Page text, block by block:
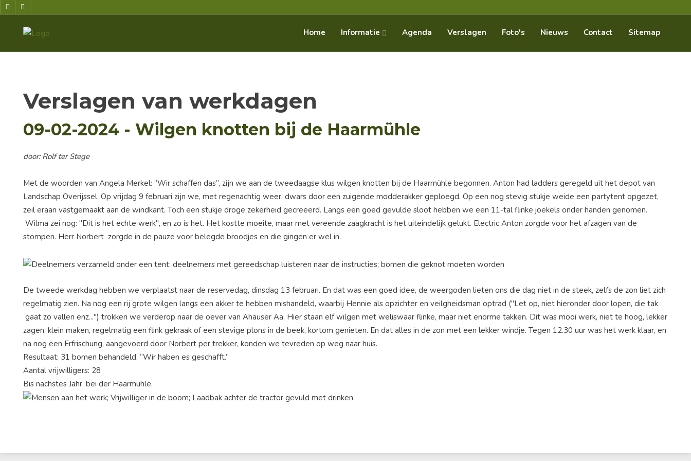
Home Informatie Agenda Verslagen Foto's Nieuws Contact Sitemap
Verslagen van werkdagen
09-02-2024 - Wilgen knotten bij de Haarmühle
door: Rolf ter Stege
Met de woorden van Angela Merkel: “Wir schaffen das”, zijn we aan de tweedaagse klus wilgen knotten bij de Haarmühle begonnen. Anton had ladders geregeld uit het depot van
Landschap Overijssel. Op vrijdag 9 februari zijn we, met regenachtig weer, dwars door een zuigende modderakker geploegd. Op een nog stevig stukje weide een partytent opgezet,
zeil eraan vastgemaakt aan de windkant. Toch een stukje droge zekerheid gecreëerd. Langs een goed gevulde sloot hebben we een 11-tal flinke joekels onder handen genomen.
Wilma zei nog: "Dit is het echte werk", en zo is het. Het kostte moeite, maar met vereende zaagkracht is het uiteindelijk gelukt. Electric Anton zorgde voor het afzagen van de
stompen. Herr Norbert zorgde in de pauze voor belegde broodjes en die gingen er wel in.
De tweede werkdag hebben we verplaatst naar de reservedag, dinsdag 13 februari. En dat was een goed idee, de weergoden lieten ons die dag niet in de steek, zelfs de zon liet zich
regelmatig zien. Na nog een rij grote wilgen langs een akker te hebben mishandeld, waarbij Hennie als opzichter en veilgheidsman optrad ("Let op, niet hieronder door lopen, die tak
gaat zo vallen enz...") trokken we verderop naar de oever van Ahauser Aa. Hier staan elf wilgen met weliswaar flinke, maar niet enorme takken. Dit was mooi werk, niet te hoog, lekker
zagen, klein maken, regelmatig een flink gekraak of een stevige plons in de beek, kortom genieten. En dat alles in de zon met een lekker windje. Tegen 12.30 uur was het werk klaar, en
na nog een Erfrischung, aangevoerd door Norbert per trekker, konden we tevreden op weg naar huis.
Resultaat: 31 bomen behandeld. “Wir haben es geschafft.”
Aantal vrijwilligers: 28
Bis nächstes Jahr, bei der Haarmühle.